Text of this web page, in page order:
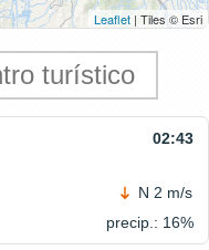
Leaflet | Tiles © Esri
02:43
N 2 m/s
precip.: 16%